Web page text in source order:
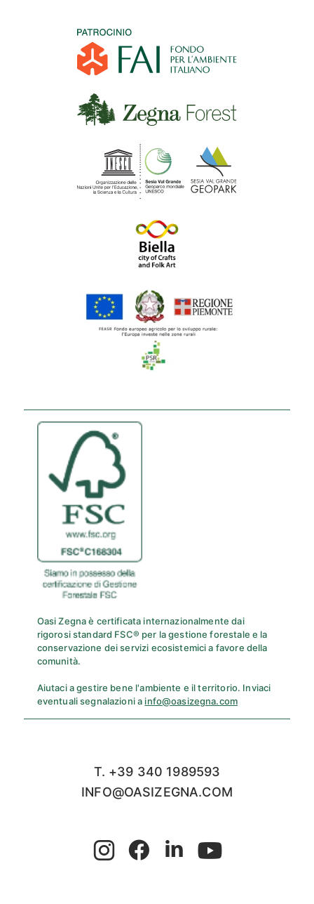
Oasi Zegna è certificata internazionalmente dai
rigorosi standard FSC® per la gestione forestale e la
conservazione dei servizi ecosistemici a favore della
comunità.
Aiutaci a gestire bene l'ambiente e il territorio. Inviaci
eventuali segnalazioni a info@oasizegna.com
T. +39 340 1989593
INFO@OASIZEGNA.COM